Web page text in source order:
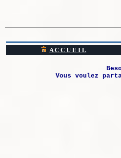
A C C U E I L
Vous voulez